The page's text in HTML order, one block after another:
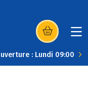
(s’ouvre dans
: Lundi 09:00